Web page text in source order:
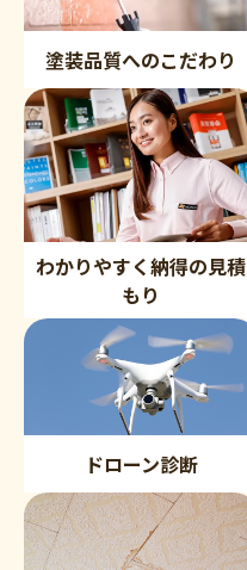
塗装品質へのこだわり
わかりやすく納得の見積
もり
ドローン診断